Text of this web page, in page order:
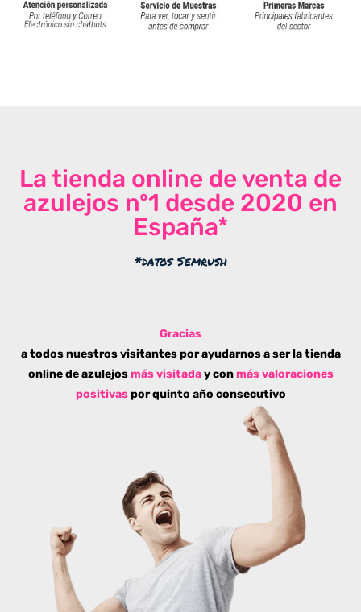
La tienda online de venta de
azulejos nº1 desde 2020 en
España*
*datos Semrush
Gracias
a todos nuestros visitantes por ayudarnos a ser la tienda
online de azulejos más visitaday conmás valoraciones
positivaspor quinto año consecutivo